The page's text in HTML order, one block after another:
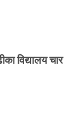
विद्यालय चार